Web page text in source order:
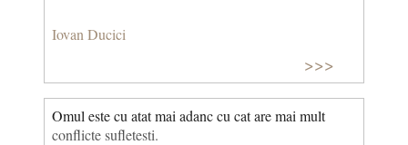
Iovan Ducici
>>>
Omul este cu atat mai adanc cu cat are mai mult
conflicte sufletesti.